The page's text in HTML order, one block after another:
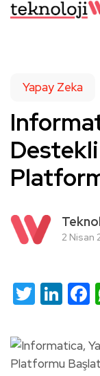
Yapay Zeka
2 Nisan